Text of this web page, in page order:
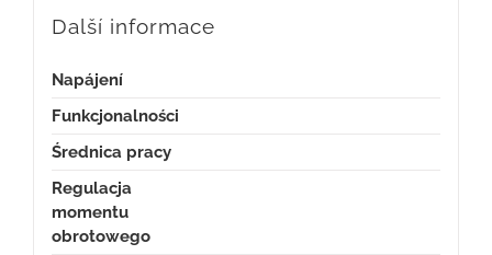
Další informace
Napájení
Funkcjonalności
Średnica pracy
Regulacja
momentu
obrotowego